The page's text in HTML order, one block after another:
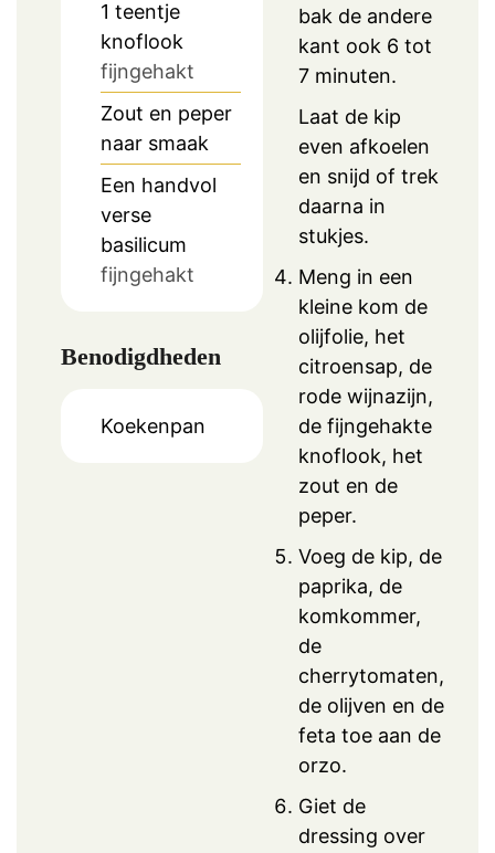
1 teentje
knoflook
fijngehakt
Zout en peper
naar smaak
Een handvol
verse
basilicum
fijngehakt
Benodigdheden
Koekenpan
bak de andere
kant ook 6 tot
7 minuten.
Laat de kip
even afkoelen
en snijd of trek
daarna in
stukjes.
Meng in een
kleine kom de
olijfolie, het
citroensap, de
rode wijnazijn,
de fijngehakte
knoflook, het
zout en de
peper.
Voeg de kip, de
paprika, de
komkommer,
de
cherrytomaten,
de olijven en de
feta toe aan de
orzo.
Giet de
dressing over